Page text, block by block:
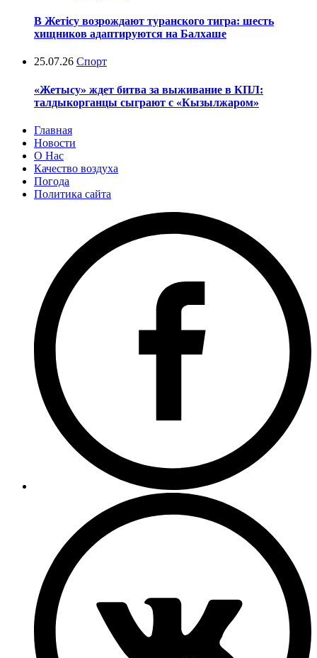
В Жетісу возрождают туранского тигра: шесть
хищников адаптируются на Балхаше
25.07.26 Спорт
«Жетысу» ждет битва за выживание в КПЛ:
талдыкорганцы сыграют с «Кызылжаром»
Главная
Новости
О Нас
Качество воздуха
Погода
Политика сайта